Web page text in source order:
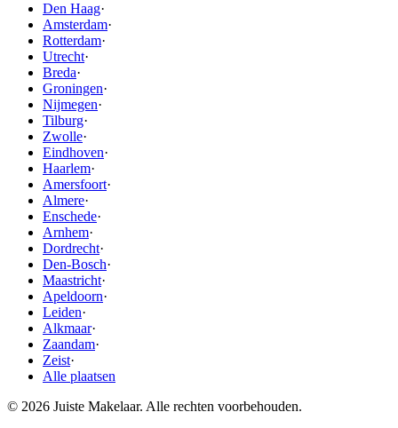
Den Haag·
Amsterdam·
Rotterdam·
Utrecht·
Breda·
Groningen·
Nijmegen·
Tilburg·
Zwolle·
Eindhoven·
Haarlem·
Amersfoort·
Almere·
Enschede·
Arnhem·
Dordrecht·
Den-Bosch·
Maastricht·
Apeldoorn·
Leiden·
Alkmaar·
Zaandam·
Zeist·
Alle plaatsen
© 2026 Juiste Makelaar. Alle rechten voorbehouden.